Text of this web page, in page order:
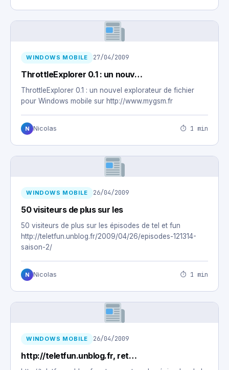
WINDOWS MOBILE 27/04/2009
ThrottleExplorer 0.1 : un nouv…
ThrottleExplorer 0.1 : un nouvel explorateur de fichier
pour Windows mobile sur http://www.mygsm.fr
N Nicolas ⏱ 1 min
WINDOWS MOBILE 26/04/2009
50 visiteurs de plus sur les
50 visiteurs de plus sur les épisodes de tel et fun
http://teletfun.unblog.fr/2009/04/26/episodes-121314-
saison-2/
N Nicolas ⏱ 1 min
WINDOWS MOBILE 26/04/2009
http://teletfun.unblog.fr, ret…